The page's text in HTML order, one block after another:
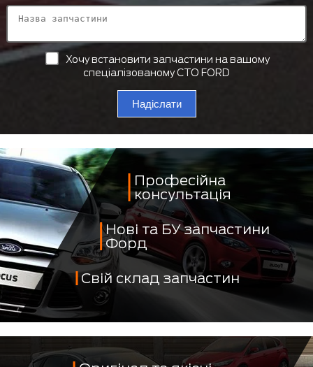
Хочу встановити запчастини на вашому
спеціалізованому СТО FORD
Надіслати
Професійна
консультація
Нові та БУ запчастини
Форд
Свій склад запчастин